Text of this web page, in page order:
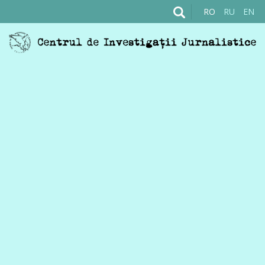
RO RU EN